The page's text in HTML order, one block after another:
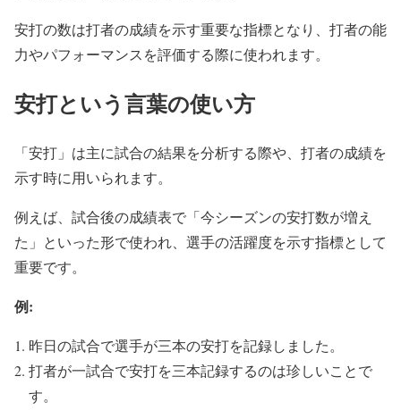
安打の数は打者の成績を示す重要な指標となり、打者の能
力やパフォーマンスを評価する際に使われます。
安打という言葉の使い方
「安打」は主に試合の結果を分析する際や、打者の成績を
示す時に用いられます。
例えば、試合後の成績表で「今シーズンの安打数が増え
た」といった形で使われ、選手の活躍度を示す指標として
重要です。
例:
昨日の試合で選手が三本の安打を記録しました。
打者が一試合で安打を三本記録するのは珍しいことで
す。